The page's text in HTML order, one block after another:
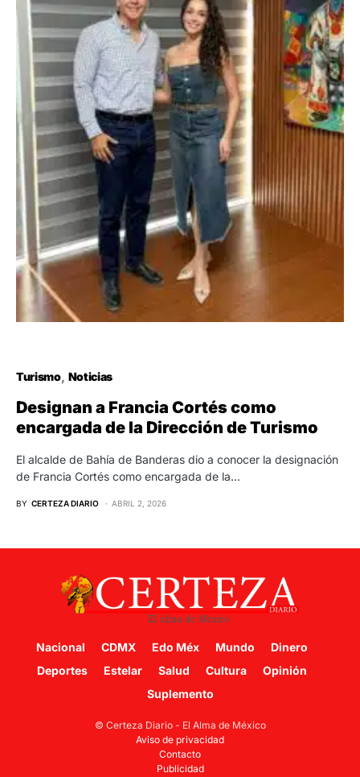
Turismo Noticias
Designan a Francia Cortés como
encargada de la Dirección de Turismo
El alcalde de Bahía de Banderas dio a conocer la designación
de Francia Cortés como encargada de la…
BY CERTEZA DIARIO ABRIL 2, 2026
Nacional CDMX Edo Méx Mundo
Dinero
Deportes
Estelar Salud Cultura
Opinión
Suplemento
© Certeza Diario - El Alma de México
Aviso de privacidad
Contacto
Publicidad